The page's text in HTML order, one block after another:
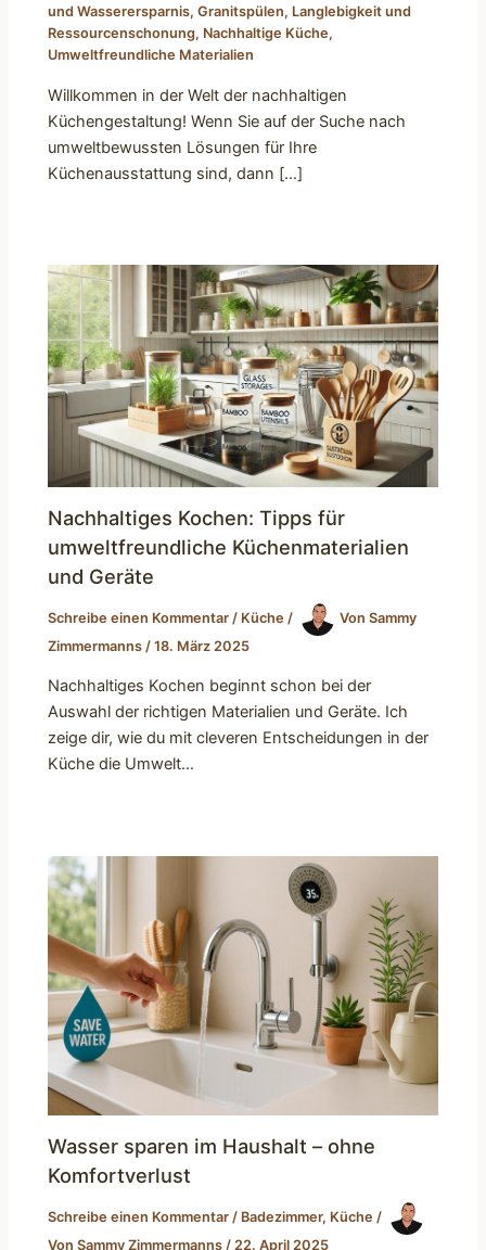
und Wasserersparnis,Granitspülen, Langlebigkeit und
Ressourcenschonung, Nachhaltige Küche,
Umweltfreundliche Materialien
Willkommen in der Welt der nachhaltigen
Küchengestaltung! Wenn Sie auf der Suche nach
umweltbewussten Lösungen für Ihre
Küchenausstattung sind, dann […]
Nachhaltiges Kochen: Tipps für
umweltfreundliche Küchenmaterialien
und Geräte
Schreibe einen Kommentar / Küche / VonSammy
Zimmermanns /18. März 2025
Nachhaltiges Kochen beginnt schon bei der
Auswahl der richtigen Materialien und Geräte. Ich
zeige dir, wie du mit cleveren Entscheidungen in der
Küche die Umwelt…
Wasser sparen im Haushalt – ohne
Komfortverlust
Schreibe einen Kommentar / Badezimmer, Küche /
VonSammy Zimmermanns / 22. April 2025